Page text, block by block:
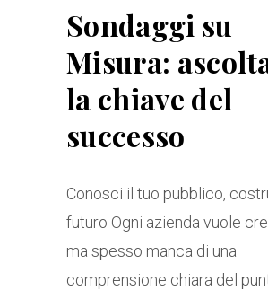
Sondaggi su
Misura:
la chiave del
successo
Conosci il tuo pubblico,
futuro Ogni azienda vuole
ma spesso manca di una
comprensione chiara del